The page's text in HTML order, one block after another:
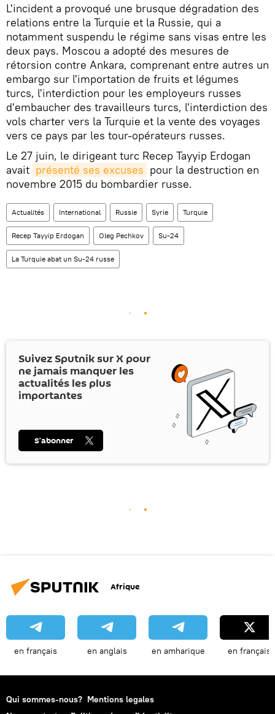
L'incident a provoqué une brusque dégradation des
relations entre la Turquie et la Russie, qui a
notamment suspendu le régime sans visas entre les
deux pays. Moscou a adopté des mesures de
rétorsion contre Ankara, comprenant entre autres un
embargo sur l'importation de fruits et légumes
turcs, l'interdiction pour les employeurs russes
d'embaucher des travailleurs turcs, l'interdiction des
vols charter vers la Turquie et la vente des voyages
vers ce pays par les tour-opérateurs russes.
Le 27 juin, le dirigeant turc Recep Tayyip Erdogan
avait présenté ses excuses pour la destruction en
novembre 2015 du bombardier russe.
Actualités International Russie Syrie Turquie
Recep Tayyip Erdogan Oleg Pechkov Su-24
La Turquie abat un Su-24 russe
Suivez Sputnik surX pour
ne jamais manquer les
actualités les plus
importantes
S’abonner
Afrique
en français en anglais en amharique en français
Qui sommes-nous? Mentions legales